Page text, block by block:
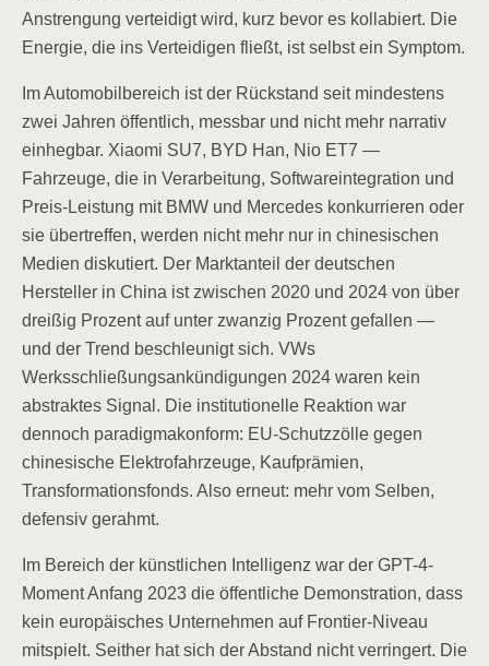
Anstrengung verteidigt wird, kurz bevor es kollabiert. Die
Energie, die ins Verteidigen fließt, ist selbst ein Symptom.
Im Automobilbereich ist der Rückstand seit mindestens
zwei Jahren öffentlich, messbar und nicht mehr narrativ
einhegbar. Xiaomi SU7, BYD Han, Nio ET7 —
Fahrzeuge, die in Verarbeitung, Softwareintegration und
Preis-Leistung mit BMW und Mercedes konkurrieren oder
sie übertreffen, werden nicht mehr nur in chinesischen
Medien diskutiert. Der Marktanteil der deutschen
Hersteller in China ist zwischen 2020 und 2024 von über
dreißig Prozent auf unter zwanzig Prozent gefallen —
und der Trend beschleunigt sich. VWs
Werksschließungsankündigungen 2024 waren kein
abstraktes Signal. Die institutionelle Reaktion war
dennoch paradigmakonform: EU-Schutzzölle gegen
chinesische Elektrofahrzeuge, Kaufprämien,
Transformationsfonds. Also erneut: mehr vom Selben,
defensiv gerahmt.
Im Bereich der künstlichen Intelligenz war der GPT-4-
Moment Anfang 2023 die öffentliche Demonstration, dass
kein europäisches Unternehmen auf Frontier-Niveau
mitspielt. Seither hat sich der Abstand nicht verringert. Die